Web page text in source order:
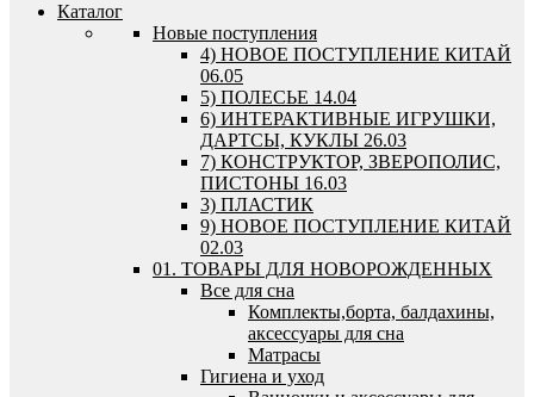
Каталог
Новые поступления
4) НОВОЕ ПОСТУПЛЕНИЕ КИТАЙ
06.05
5) ПОЛЕСЬЕ 14.04
6) ИНТЕРАКТИВНЫЕ ИГРУШКИ,
ДАРТСЫ, КУКЛЫ 26.03
7) КОНСТРУКТОР, ЗВЕРОПОЛИС,
ПИСТОНЫ 16.03
3) ПЛАСТИК
9) НОВОЕ ПОСТУПЛЕНИЕ КИТАЙ
02.03
01. ТОВАРЫ ДЛЯ НОВОРОЖДЕННЫХ
Все для сна
Комплекты,борта, балдахины,
аксессуары для сна
Матрасы
Гигиена и уход